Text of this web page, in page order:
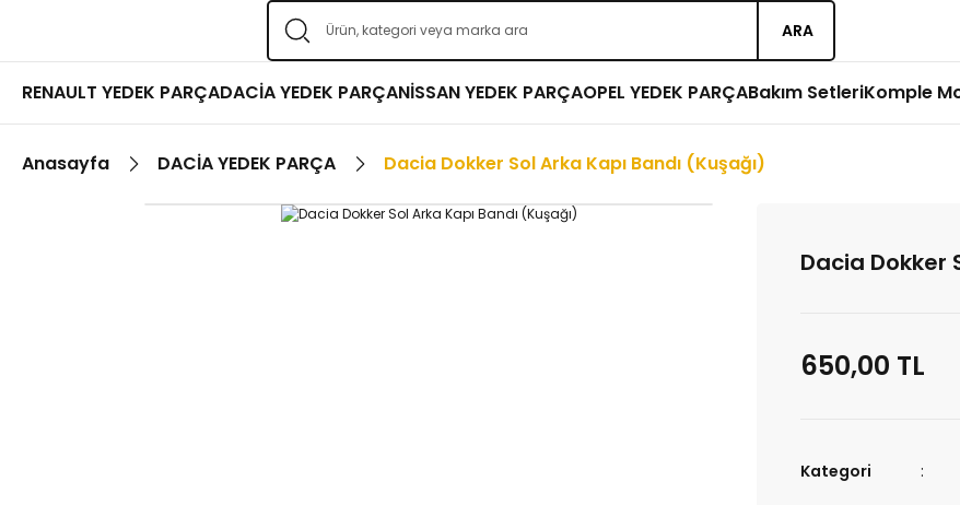
ARA
RENAULT YEDEK PARÇADACİA YEDEK PARÇANİSSAN YEDEK PARÇAOPEL YEDEK PARÇABakım SetleriKomple
Anasayfa DACİA YEDEK PARÇA Dacia Dokker Sol Arka Kapı Bandı (Kuşağı)
Dacia Dokker
650,00 TL
Kategori